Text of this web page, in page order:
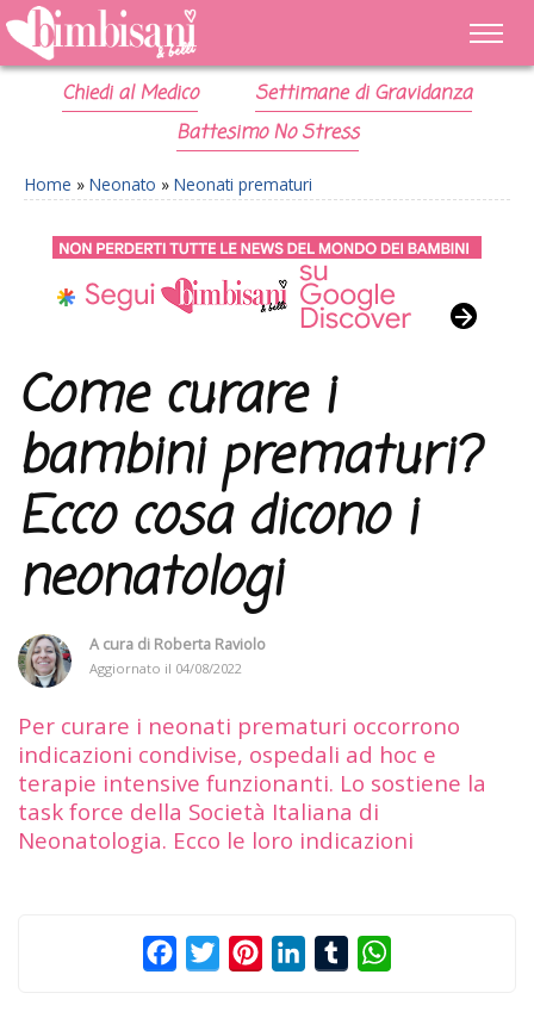
Chiedi al Medico
Settimane di Gravidanza
Battesimo No Stress
Home » Neonato » Neonati prematuri
Come curare i
bambini prematuri?
Ecco cosa dicono i
neonatologi
A cura di Roberta Raviolo
Aggiornato il 04/08/2022
Per curare i neonati prematuri occorrono
indicazioni condivise, ospedali ad hoc e
terapie intensive funzionanti. Lo sostiene la
task force della Società Italiana di
Neonatologia. Ecco le loro indicazioni
FacebookTwitterPinterestLinkedInTumblr